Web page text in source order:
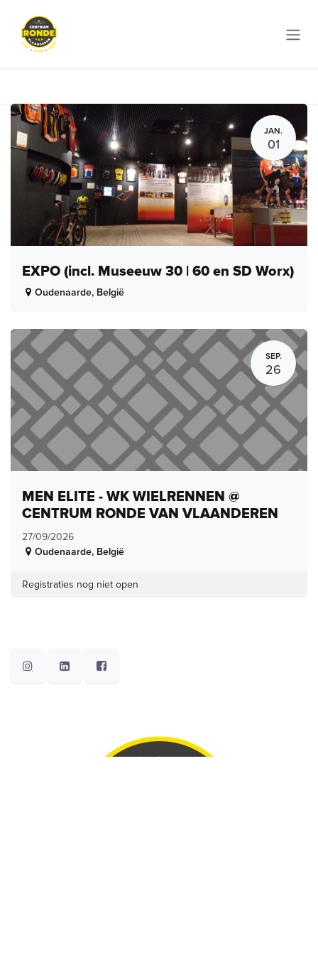
JAN.
01
EXPO (incl. Museeuw 30 | 60 en SD Worx)
Oudenaarde, België
SEP.
26
MEN ELITE - WK WIELRENNEN @
CENTRUM RONDE VAN VLAANDEREN
27/09/2026
Oudenaarde, België
Registraties nog niet open